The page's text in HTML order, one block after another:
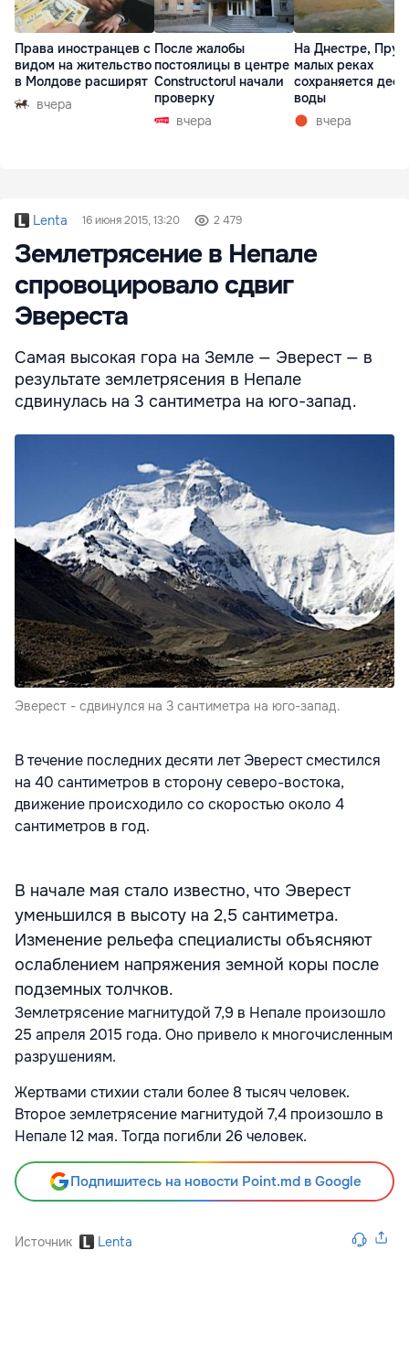
Права иностранцев с
видом на жительство
в Молдове расширят
вчера
После жалобы
постоялицы в центре
Constructorul начали
проверку
вчера
На Днестре,
малых реках
сохраняется
воды
вчера
Lenta 16 июня 2015, 13:20 2 479
Землетрясение в Непале
спровоцировало сдвиг
Эвереста
Самая высокая гора на Земле — Эверест — в
результате землетрясения в Непале
сдвинулась на 3 сантиметра на юго-запад.
Эверест - сдвинулся на 3 сантиметра на юго-запад.
В течение последних десяти лет Эверест сместился
на 40 сантиметров в сторону северо-востока,
движение происходило со скоростью около 4
сантиметров в год.
В начале мая стало известно, что Эверест
уменьшился в высоту на 2,5 сантиметра.
Изменение рельефа специалисты объясняют
ослаблением напряжения земной коры после
подземных толчков.
Землетрясение магнитудой 7,9 в Непале произошло
25 апреля 2015 года. Оно привело к многочисленным
разрушениям.
Жертвами стихии стали более 8 тысяч человек.
Второе землетрясение магнитудой 7,4 произошло в
Непале 12 мая. Тогда погибли 26 человек.
Подпишитесь на новости Point.md в Google
Источник Lenta